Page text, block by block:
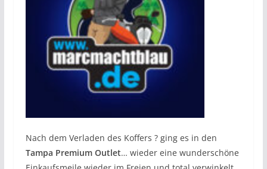
Nach dem Verladen des Koffers ? ging es in den
Tampa Premium Outlet… wieder eine wunderschöne